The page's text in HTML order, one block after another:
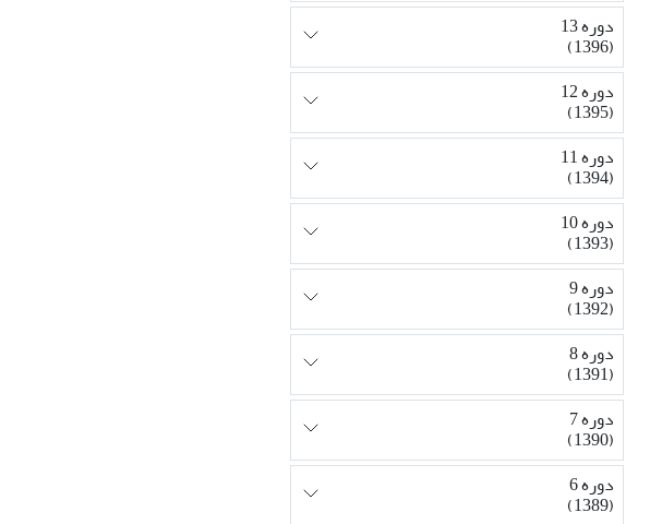
دوره 13
(1396)
دوره 12
(1395)
دوره 11
(1394)
دوره 10
(1393)
دوره 9
(1392)
دوره 8
(1391)
دوره 7
(1390)
دوره 6
(1389)